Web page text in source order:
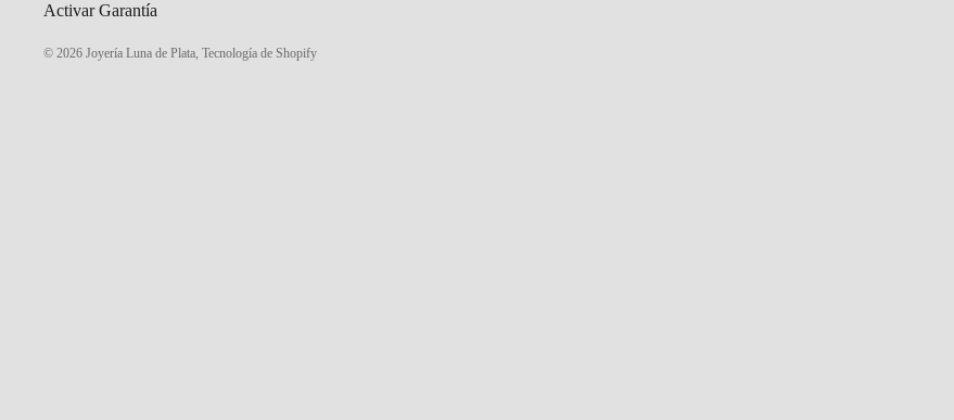
Activar Garantía
© 2026 Joyería Luna de Plata, Tecnología de Shopify